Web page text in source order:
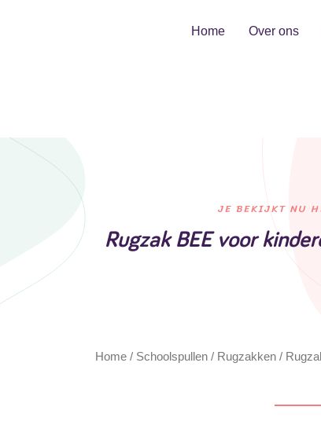
Home Over ons
JE BEKIJKT NU
Rugzak BEE voor
Home/ Schoolspullen/ Rugzakken/